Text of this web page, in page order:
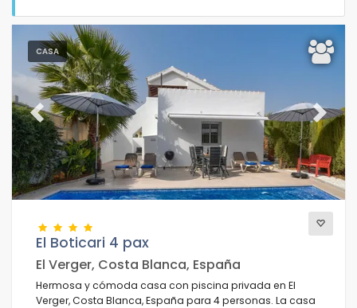
Personas
Dormitorios
Cuartos de baño
Servicios populares
Condiciones
CASA
Previous Next
El Boticari 4 pax
El Verger, Costa Blanca, España
Hermosa y cómoda casa con piscina privada en El
Verger, Costa Blanca, España para 4 personas. La casa